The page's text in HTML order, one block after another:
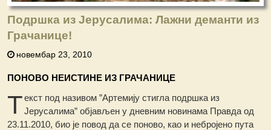
Подршка из Јерусалима: Лажни деманти из
Грачанице!
новембар 23, 2010
ПОНОВО НЕИСТИНЕ ИЗ ГРАЧАНИЦЕ
Текст под називом ”Артемију стигла подршка из
Јерусалима” објављен у дневним новинама Правда од
23.11.2010, био је повод да се поново, као и небројено пута